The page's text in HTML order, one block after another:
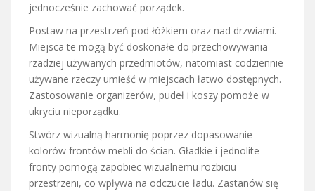
jednocześnie zachować porządek.
Postaw na przestrzeń pod łóżkiem oraz nad drzwiami.
Miejsca te mogą być doskonałe do przechowywania
rzadziej używanych przedmiotów, natomiast codziennie
używane rzeczy umieść w miejscach łatwo dostępnych.
Zastosowanie organizerów, pudeł i koszy pomoże w
ukryciu nieporządku.
Stwórz wizualną harmonię poprzez dopasowanie
kolorów frontów mebli do ścian. Gładkie i jednolite
fronty pomogą zapobiec wizualnemu rozbiciu
przestrzeni, co wpływa na odczucie ładu. Zastanów się